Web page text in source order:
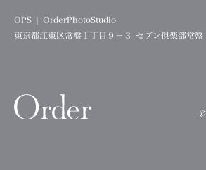
OPS | OrderPhotoStudio
東京都江東区常盤１丁目９−３ セブン倶楽部常